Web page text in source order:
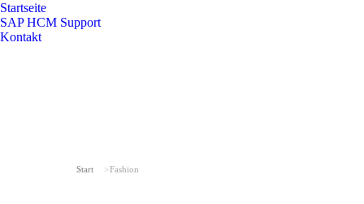
Startseite
SAP HCM Support
Kontakt
Sie befinden sich hier:
Start Fashion